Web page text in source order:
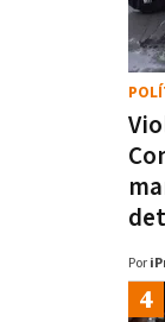
Por